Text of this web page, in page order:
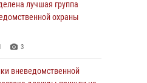
3
приняли участие в
3
лучшая группа
охраны
3
вневедомственной